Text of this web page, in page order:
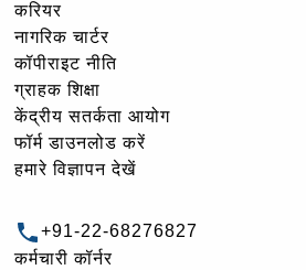
करियर
नागरिक चार्टर
कॉपीराइट नीति
ग्राहक शिक्षा
केंद्रीय सतर्कता आयोग
फॉर्म डाउनलोड करें
हमारे विज्ञापन देखें
+91-22-68276827
कर्मचारी कॉर्नर